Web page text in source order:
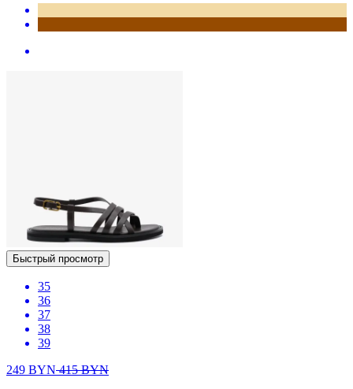
Быстрый просмотр
35
36
37
38
39
249 BYN415BYN